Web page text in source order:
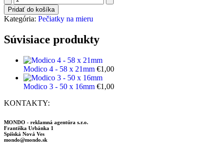
Modico
2
-
x
Pridať do košíka
Kategória: Pečiatky na mieru
Súvisiace produkty
Modico 4 - 58 x 21mm €1,00
Modico 3 - 50 x 16mm €1,00
KONTAKTY:
MONDO - reklamná agentúra s.r.o.
Františka Urbánka 1
Spišská Nová Ves
mondo@mondo.sk